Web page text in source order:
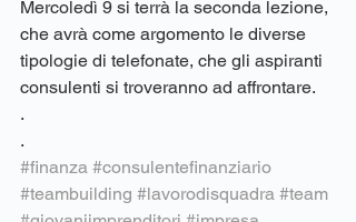
Mercoledì 9 si terrà la seconda lezione,
che avrà come argomento le diverse
tipologie di telefonate, che gli aspiranti
consulenti si troveranno ad affrontare.
.
.
#finanza #consulentefinanziario
#teambuilding #lavorodisquadra #team